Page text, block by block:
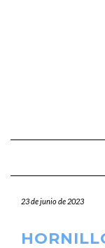
23 de junio de 2023